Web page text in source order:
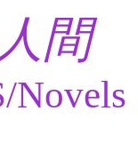
間
Novels